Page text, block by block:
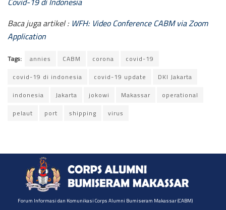
Baca juga artikel : WFH: Video Conference CABM via Zoom
Application
Tags: annies CABM corona
covid-19
covid-19 di indonesia
covid-19 update
DKI Jakarta
indonesia
Jakarta jokowi Makassar
operational
pelaut
port shipping virus
Forum Informasi dan Komunikasi Corps Alumni Bumiseram Makassar (CABM)